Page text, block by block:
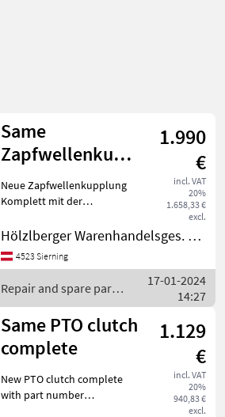
Same
Zapfwellenkupplung
Komplett
1.990
€
incl. VAT
20%
1.658,33 €
excl.
Neue Zapfwellenkupplung
Komplett mit der
Passend zu: Same Laser 90-
110 Same Jaguar 95/100
Same Leopard 85/90 Same
Hölzlberger Warenhandelsges. m. b. H.
4523 Sierning
Repair and spare parts
/ Same
17-01-2024
14:27
Same PTO clutch
complete
1.129
€
incl. VAT
20%
940,83 €
excl.
New PTO clutch complete
with part number